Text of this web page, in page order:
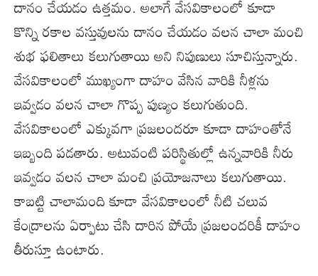
దానం చేయడం ఉత్తమం. అలాగే వేసవికాలంలో కూడా
కొన్ని రకాల వస్తువులను దానం చేయడం వలన చాలా మంచి
శుభ ఫలితాలు కలుగుతాయి అని నిపుణులు సూచిస్తున్నారు.
వేసవికాలంలో ముఖ్యంగా దాహం వేసిన వారికి నీళ్లను
ఇవ్వడం వలన చాలా గొప్ప పుణ్యం కలుగుతుంది.
వేసవికాలంలో ఎక్కువగా ప్రజలందరూ కూడా దాహంతోనే
ఇబ్బంది పడతారు. అటువంటి పరిస్థితుల్లో ఉన్నవారికి నీరు
ఇవ్వడం వలన చాలా మంచి ప్రయోజనాలు కలుగుతాయి.
కాబట్టి చాలామంది కూడా వేసవికాలంలో నీటి చలువ
కేంద్రాలను ఏర్పాటు చేసి దారిన పోయే ప్రజలందరికీ దాహం
తీరుస్తూ ఉంటారు.